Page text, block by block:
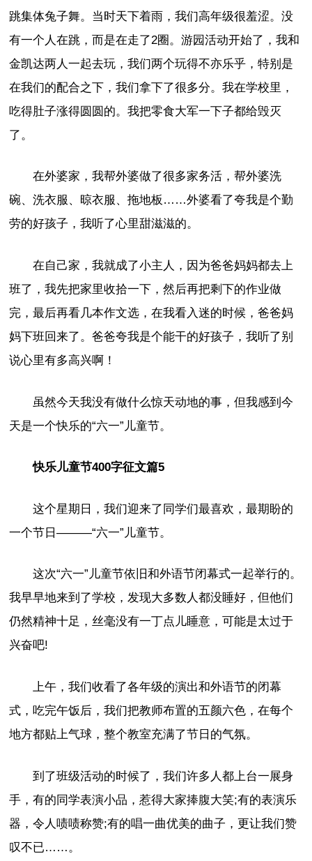
跳集体兔子舞。当时天下着雨，我们高年级很羞涩。没
有一个人在跳，而是在走了2圈。游园活动开始了，我和
金凯达两人一起去玩，我们两个玩得不亦乐乎，特别是
在我们的配合之下，我们拿下了很多分。我在学校里，
吃得肚子涨得圆圆的。我把零食大军一下子都给毁灭
了。
在外婆家，我帮外婆做了很多家务活，帮外婆洗
碗、洗衣服、晾衣服、拖地板……外婆看了夸我是个勤
劳的好孩子，我听了心里甜滋滋的。
在自己家，我就成了小主人，因为爸爸妈妈都去上
班了，我先把家里收拾一下，然后再把剩下的作业做
完，最后再看几本作文选，在我看入迷的时候，爸爸妈
妈下班回来了。爸爸夸我是个能干的好孩子，我听了别
说心里有多高兴啊！
虽然今天我没有做什么惊天动地的事，但我感到今
天是一个快乐的“六一”儿童节。
快乐儿童节400字征文篇5
这个星期日，我们迎来了同学们最喜欢，最期盼的
一个节日———“六一”儿童节。
这次“六一”儿童节依旧和外语节闭幕式一起举行的。
我早早地来到了学校，发现大多数人都没睡好，但他们
仍然精神十足，丝毫没有一丁点儿睡意，可能是太过于
兴奋吧!
上午，我们收看了各年级的演出和外语节的闭幕
式，吃完午饭后，我们把教师布置的五颜六色，在每个
地方都贴上气球，整个教室充满了节日的气氛。
到了班级活动的时候了，我们许多人都上台一展身
手，有的同学表演小品，惹得大家捧腹大笑;有的表演乐
器，令人啧啧称赞;有的唱一曲优美的曲子，更让我们赞
叹不已……。